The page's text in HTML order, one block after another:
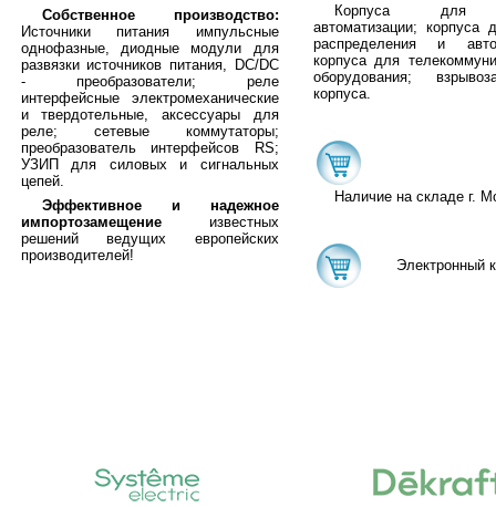
Собственное производство:
Источники питания импульсные
однофазные, диодные модули для
развязки источников питания, DC/DC
- преобразователи; реле
интерфейсные электромеханические
и твердотельные, аксессуары для
реле; сетевые коммутаторы;
преобразователь интерфейсов RS;
УЗИП для силовых и сигнальных
цепей.
Эффективное и надежное
импортозамещениеизвестных
решений ведущих европейских
производителей!
Корпуса для
автоматизации; корпуса
распределения и
корпуса для
оборудования;
корпуса.
Наличие на складе г.
Электронный